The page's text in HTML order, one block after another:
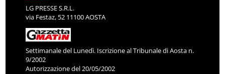
LG PRESSE S.R.L.
via Festaz, 52 11100 AOSTA
Settimanale del Lunedì. Iscrizione al Tribunale di Aosta n.
9/2002
Autorizzazione del 20/05/2002